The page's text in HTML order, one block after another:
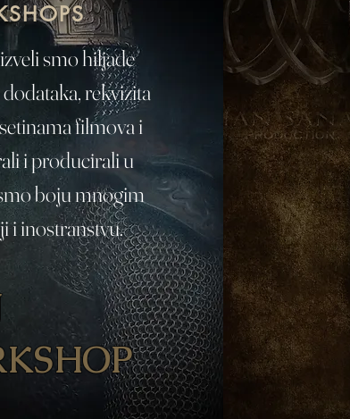
smo hiljade
rekvizita
filmova i
i producirali u
boju mnogim
i inostranstvu.